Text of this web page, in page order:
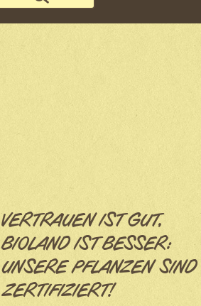
VERTRAUEN IST GUT,
BIOLAND IST BESSER:
UNSERE PFLANZEN SIND
ZERTIFIZIERT!